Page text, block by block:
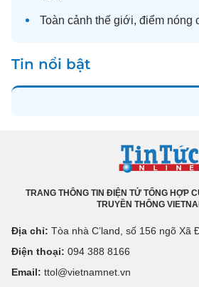
Toàn cảnh thế giới, điểm nóng
Tin nổi bật
TRANG THÔNG TIN ĐIỆN TỬ TỔNG HỢP
TRUYỀN THÔNG
Địa chỉ: Tòa nhà C’land, số 156 ngõ
Điện thoại: 094 388 8166
Email: ttol@vietnamnet.vn